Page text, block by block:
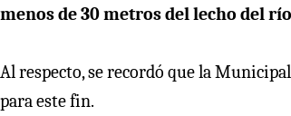
menos de 30 metros del lecho del
Al respecto, se recordó que la
para este fin.